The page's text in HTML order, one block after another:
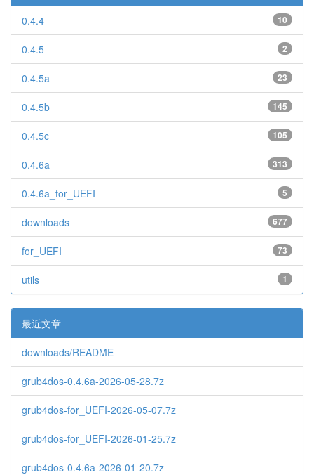
10
0.4.4
2
0.4.5
23
0.4.5a
145
0.4.5b
105
0.4.5c
313
0.4.6a
5
0.4.6a_for_UEFI
677
downloads
73
for_UEFI
1
utils
最近文章
downloads/README
grub4dos-0.4.6a-2026-05-28.7z
grub4dos-for_UEFI-2026-05-07.7z
grub4dos-for_UEFI-2026-01-25.7z
grub4dos-0.4.6a-2026-01-20.7z